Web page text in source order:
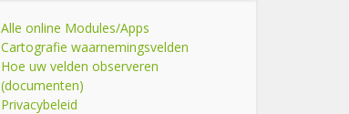
Alle online Modules/Apps
Cartografie waarnemingsvelden
Hoe uw velden observeren
(documenten)
Privacybeleid